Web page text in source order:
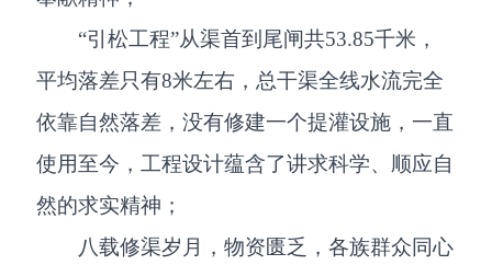
“引松工程”从渠首到尾闸共53.85千米，
平均落差只有8米左右，总干渠全线水流完全
依靠自然落差，没有修建一个提灌设施，一直
使用至今，工程设计蕴含了讲求科学、顺应自
然的求实精神；
八载修渠岁月，物资匮乏，各族群众同心